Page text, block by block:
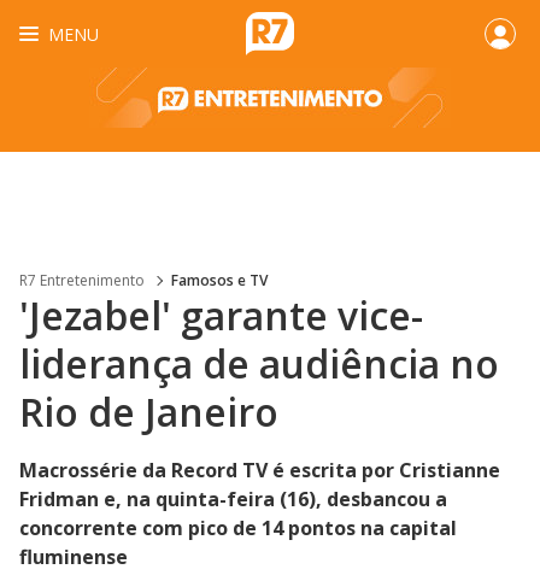
MENU
R7 Entretenimento Famosos e TV
'Jezabel' garante vice-
liderança de audiência no
Rio de Janeiro
Macrossérie da Record TV é escrita por Cristianne
Fridman e, na quinta-feira (16), desbancou a
concorrente com pico de 14 pontos na capital
fluminense